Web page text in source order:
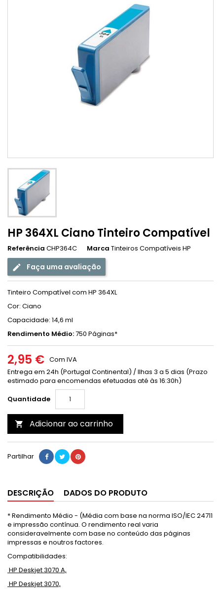
HP 364XL Ciano Tinteiro Compatível
Referência CHP364C Marca Tinteiros Compatíveis HP
Faça uma avaliação
Tinteiro Compatível com HP 364XL
Cor: Ciano
Capacidade: 14,6 ml
Rendimento Médio:750 Páginas*
2,95 € Com IVA
Entrega em 24h (Portugal Continental) / Ilhas 3 a 5 dias (Prazo
estimado para encomendas efetuadas até às 16:30h)
Quantidade
 Adicionar ao carrinho
Partilhar
DESCRIÇÃO DADOS DO PRODUTO
* Rendimento Médio - (Média com base na norma ISO/IEC 24711
e impressão contínua. O rendimento real varia
consideravelmente com base no conteúdo das páginas
impressas e noutros factores.
Compatibilidades:
HP Deskjet 3070 A,
HP Deskjet 3070,